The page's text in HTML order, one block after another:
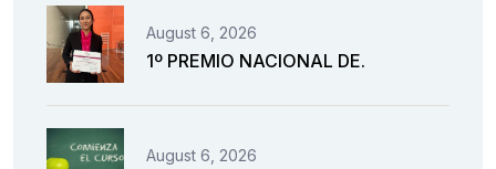
August 6, 2026
1º PREMIO NACIONAL DE.
August 6, 2026